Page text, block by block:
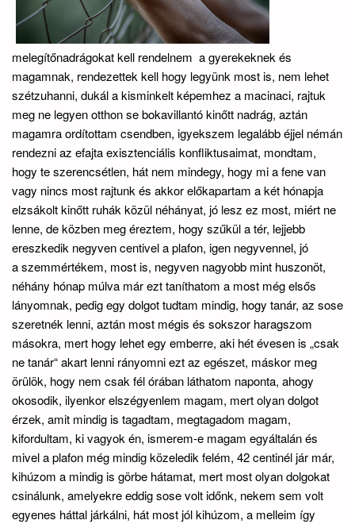
melegítőnadrágokat kell rendelnem a gyerekeknek és
magamnak, rendezettek kell hogy legyünk most is, nem lehet
szétzuhanni, dukál a kisminkelt képemhez a macinaci, rajtuk
meg ne legyen otthon se bokavillantó kinőtt nadrág, aztán
magamra ordítottam csendben, igyekszem legalább éjjel némán
rendezni az efajta exisztenciális konfliktusaimat, mondtam,
hogy te szerencsétlen, hát nem mindegy, hogy mi a fene van
vagy nincs most rajtunk és akkor előkapartam a két hónapja
elzsákolt kinőtt ruhák közül néhányat, jó lesz ez most, miért ne
lenne, de közben meg éreztem, hogy szűkül a tér, lejjebb
ereszkedik negyven centivel a plafon, igen negyvennel, jó
a szemmértékem, most is, negyven nagyobb mint huszonöt,
néhány hónap múlva már ezt taníthatom a most még elsős
lányomnak, pedig egy dolgot tudtam mindig, hogy tanár, az sose
szeretnék lenni, aztán most mégis és sokszor haragszom
másokra, mert hogy lehet egy emberre, aki hét évesen is „csak
ne tanár“ akart lenni rányomni ezt az egészet, máskor meg
örülök, hogy nem csak fél órában láthatom naponta, ahogy
okosodik, ilyenkor elszégyenlem magam, mert olyan dolgot
érzek, amit mindig is tagadtam, megtagadom magam,
kifordultam, ki vagyok én, ismerem-e magam egyáltalán és
mivel a plafon még mindig közeledik felém, 42 centinél jár már,
kihúzom a mindig is görbe hátamat, mert most olyan dolgokat
csinálunk, amelyekre eddig sose volt időnk, nekem sem volt
egyenes háttal járkálni, hát most jól kihúzom, a melleim így